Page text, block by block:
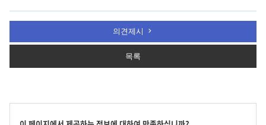
의견제시
목록